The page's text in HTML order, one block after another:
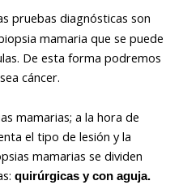
pruebas diagnósticas son
mamaria que se puede
De esta forma podremos
cáncer.
mamarias; a la hora de
el tipo de lesión y la
mamarias se dividen
quirúrgicas y con aguja.